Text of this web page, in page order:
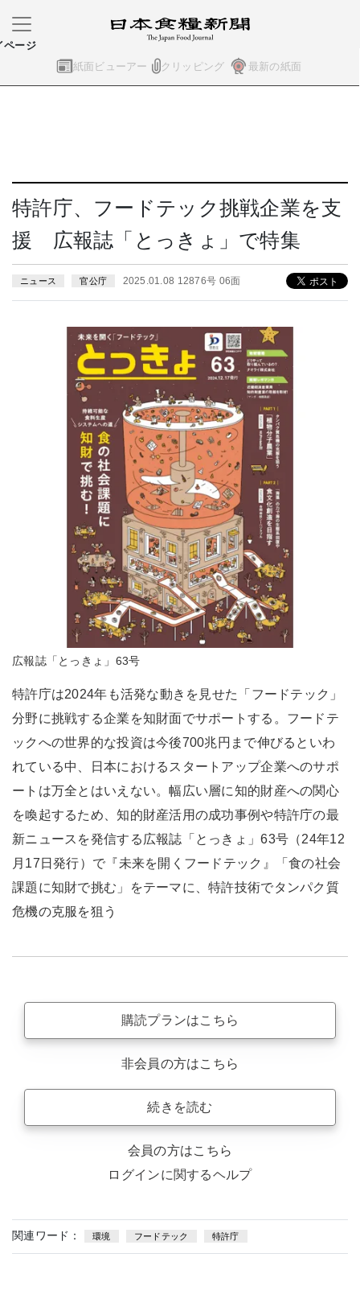
紙面ビューアー クリッピング 最新の紙面
ページ
特許庁、フードテック挑戦企業を支
援 広報誌「とっきょ」で特集
ニュース 官公庁 2025.01.08 12876号 06面
広報誌「とっきょ」63号
特許庁は2024年も活発な動きを見せた「フードテック」
分野に挑戦する企業を知財面でサポートする。フードテ
ックへの世界的な投資は今後700兆円まで伸びるといわ
れている中、日本におけるスタートアップ企業へのサポ
ートは万全とはいえない。幅広い層に知的財産への関心
を喚起するため、知的財産活用の成功事例や特許庁の最
新ニュースを発信する広報誌「とっきょ」63号（24年12
月17日発行）で『未来を開くフードテック』「食の社会
課題に知財で挑む」をテーマに、特許技術でタンパク質
危機の克服を狙う
購読プランはこちら
非会員の方はこちら
続きを読む
会員の方はこちら
ログインに関するヘルプ
関連ワード： 環境 フードテック 特許庁